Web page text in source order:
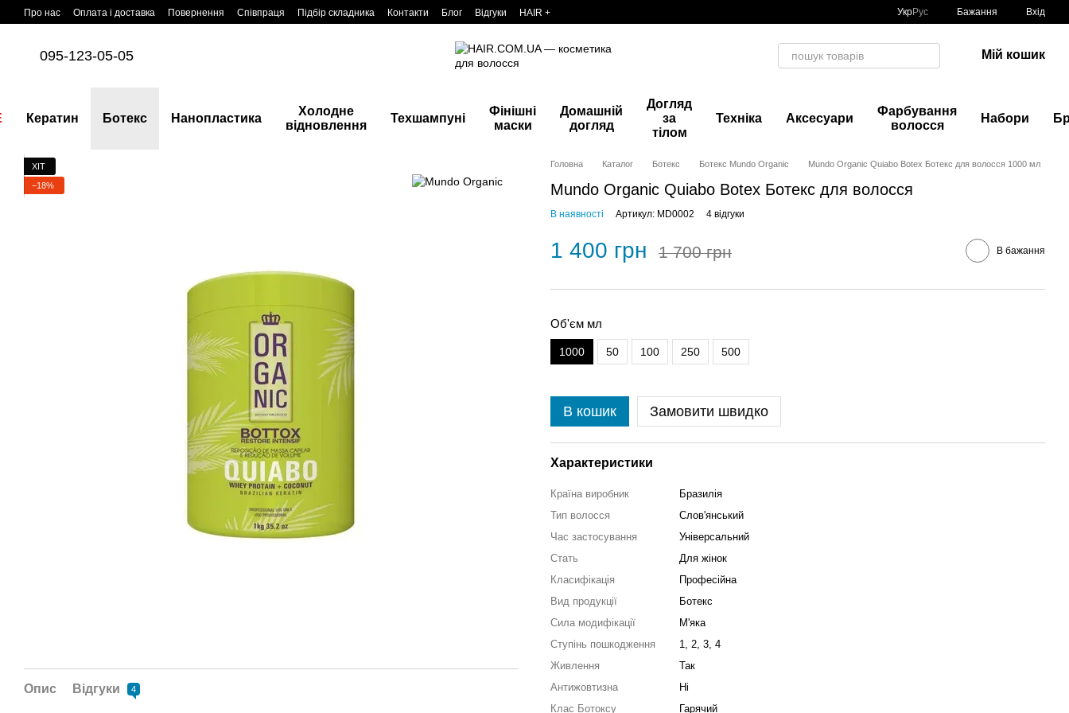
Перейти до основного контенту
Про нас Оплата і доставка Повернення Співпраця Підбір складника Контакти Блог Відгуки HAIR + УкрРус Бажання Вхід
095-123-05-05 Мій кошик
Кератин Ботекс Нанопластика
Холодне
відновлення
Техшампуні
Фінішні
маски
Домашній
догляд
Догляд
за
тілом
Техніка Аксесуари
Фарбування
волосся
Набори
ХІТ
−18%
Опис Відгуки 4
Головна Каталог Ботекс Ботекс Mundo Organic Mundo Organic Quiabo Botex Ботекс для волосся 1000 мл
Mundo Organic Quiabo Botex Ботекс для волосся
В наявності Артикул: MD0002 4 відгуки
1 400 грн 1 700 грн В бажання
Об'єм мл
1000 50 100 250 500
В кошик Замовити швидко
Характеристики
Країна виробник
Бразилія
Тип волосся
Слов'янський
Час застосування
Універсальний
Стать
Для жінок
Класифікація
Професійна
Вид продукції
Ботекс
Сила модифікації
М'яка
Ступінь пошкодження
1, 2, 3, 4
Живлення
Так
Антижовтизна
Ні
Клас Ботоксу
Гарячий